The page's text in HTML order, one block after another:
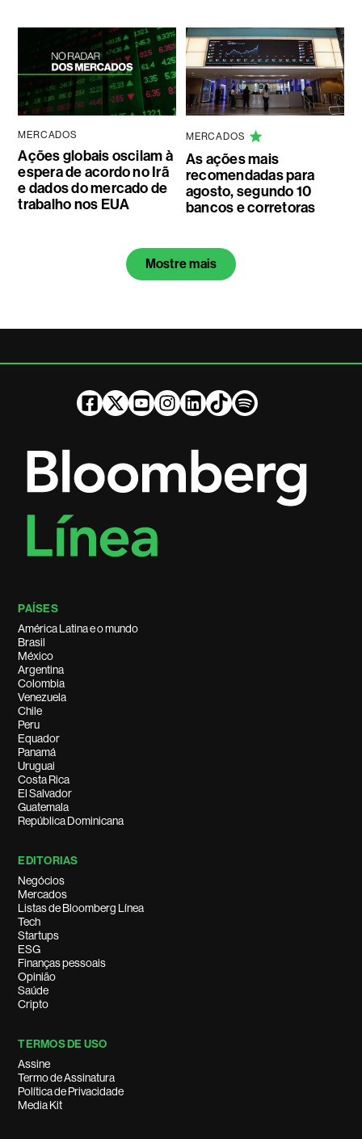
MERCADOS
Ações globais oscilam à
espera de acordo no Irã
e dados do mercado de
trabalho nos EUA
MERCADOS
As ações mais
recomendadas para
agosto, segundo 10
bancos e corretoras
Mostre mais
PAÍSES
América Latina e o mundo
Brasil
México
Argentina
Colombia
Venezuela
Chile
Peru
Equador
Panamá
Uruguai
Costa Rica
El Salvador
Guatemala
República Dominicana
EDITORIAS
Negócios
Mercados
Listas de Bloomberg Línea
Tech
Startups
ESG
Finanças pessoais
Opinião
Saúde
Cripto
TERMOS DE USO
Assine
Termo de Assinatura
Política de Privacidade
Media Kit